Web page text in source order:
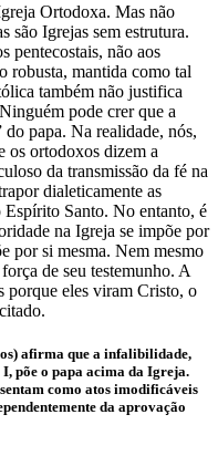
Ortodoxa. Mas não
são Igrejas sem estrutura.
pentecostais, não aos
robusta, mantida como tal
também não justifica
pode crer que a
papa. Na realidade, nós,
os ortodoxos dizem a
da transmissão da fé na
dialeticamente as
Espírito Santo. No entanto, é
na Igreja se impõe por
por si mesma. Nem mesmo
de seu testemunho. A
porque eles viram Cristo, o
afirma que a infalibilidade,
põe o papa acima da Igreja.
como atos imodificáveis
da aprovação